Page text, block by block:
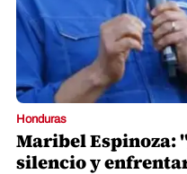
Honduras
Maribel Espinoza:
silencio y